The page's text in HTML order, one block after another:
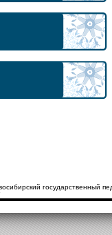
государственный